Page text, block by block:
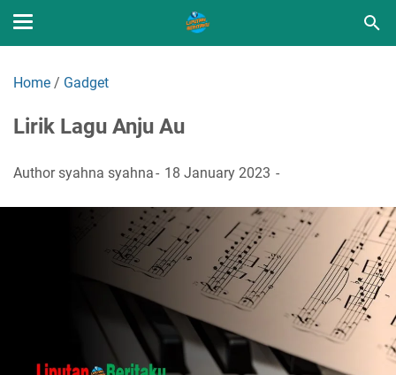
Home / Gadget
Lirik Lagu Anju Au
Authorsyahna syahna 18 January 2023